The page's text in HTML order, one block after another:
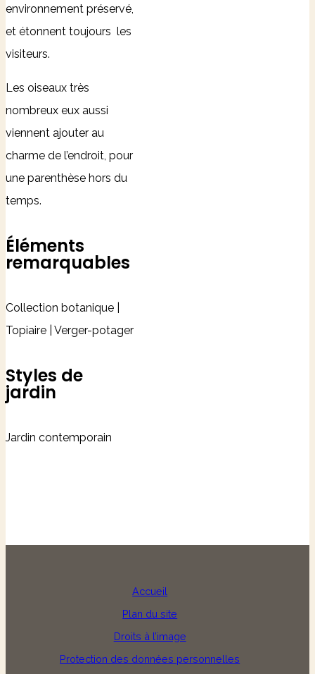
environnement préservé,
et étonnent toujours les
visiteurs.
Les oiseaux très
nombreux eux aussi
viennent ajouter au
charme de l’endroit, pour
une parenthèse hors du
temps.
Éléments
remarquables
Collection botanique |
Topiaire | Verger-potager
Styles de
jardin
Jardin contemporain
Accueil
Plan du site
Droits à l’image
Protection des données personnelles